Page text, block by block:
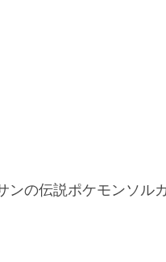
ンの伝説ポケモンソル